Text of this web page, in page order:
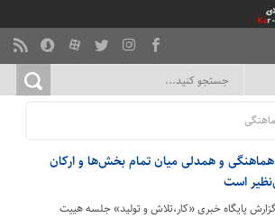
و همدلی میان تمام بخش‌ها و ارکان
است
پایگاه خبری «کار،تلاش و تولید» جلسه هییت